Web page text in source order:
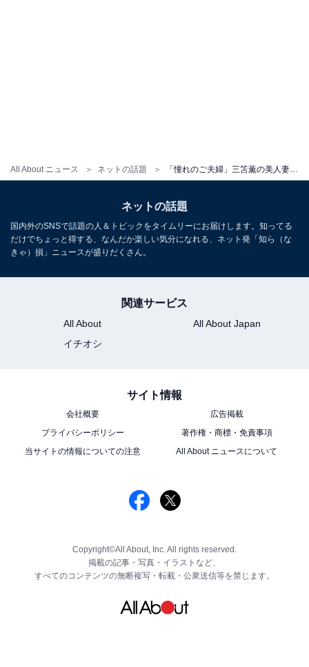
All About ニュース ネットの話題
ネットの話題
国内外のSNSで話題の人＆トピックをタイムリーにお届けします。知ってる
だけでちょっと得する、なんだか楽しい気分になれる、ネット発「知ら（な
きゃ）損」ニュースが盛りだくさん。
関連サービス
All About
All About Japan
イチオシ
サイト情報
会社概要
広告掲載
プライバシーポリシー
著作権・商標・免責事項
当サイトの情報についての注意
All About ニュースについて
Copyright©All About, Inc. All rights reserved.
掲載の記事・写真・イラストなど、
すべてのコンテンツの無断複写・転載・公衆送信等を禁じます。